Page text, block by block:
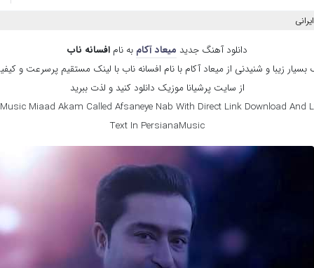
دانلود آهنگ جدید میعاد آکام به نامافسانه ناب
زیبا و شنیدنی از میعاد آکام با نام افسانه ناب با لینک مستقیم پرسرعت و
از سایت پرشیانا موزیک دانلود کنید و لذت ببرید
Miaad Akam Called Afsaneye Nab With Direct Link Download And
Text In PersianaMusic